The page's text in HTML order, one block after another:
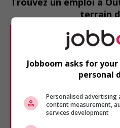
terrain
Désolé, cette
résultat.
Veuillez faire une
Vous pouvez en
chercher un poste
d'intérêt en emploi
comme membre
Jobboom asks for
personal
Personalised
content measurement,
services development